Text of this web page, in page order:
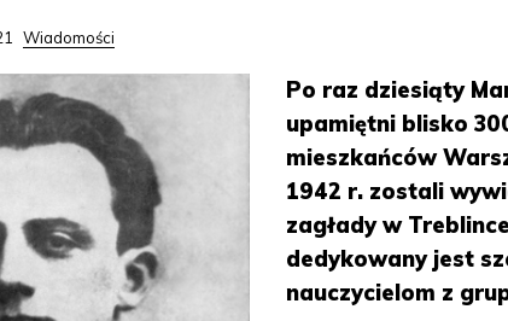
Wiadomości
Po raz dziesiąty
upamiętni blisko
mieszkańców
1942 r. zostali
zagłady w
dedykowany jest
nauczycielom z